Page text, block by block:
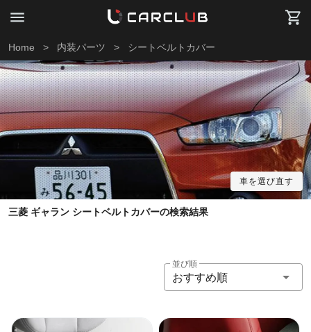
Home > 内装パーツ > シートベルトカバー
車を選び直す
三菱 ギャラン シートベルトカバーの検索結果
並び順
おすすめ順